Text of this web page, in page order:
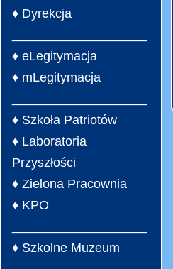
♦ Dyrekcja
♦ eLegitymacja
♦ mLegitymacja
♦ Szkoła Patriotów
♦ Laboratoria
Przyszłości
♦ Zielona Pracownia
♦ KPO
♦ Szkolne Muzeum